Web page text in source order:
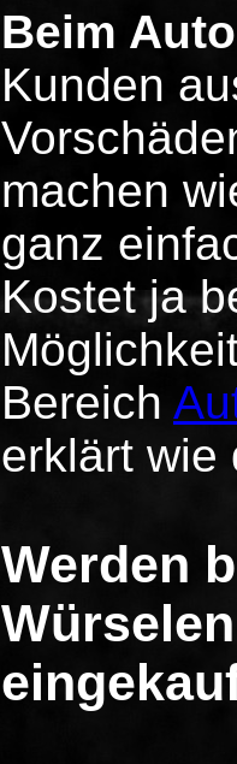
Beim
Kunden
machen
ganz
Kostet ja
Bereich
erklärt wie
Werden